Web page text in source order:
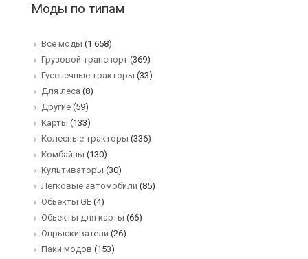
Моды по типам
Все моды (1 658)
Грузовой транспорт (369)
Гусенечные тракторы (33)
Для леса (8)
Другие (59)
Карты (133)
Колесные тракторы (336)
Комбайны (130)
Культиваторы (30)
Легковые автомобили (85)
Обьекты GE (4)
Обьекты для карты (66)
Опрыскиватели (26)
Паки модов (153)